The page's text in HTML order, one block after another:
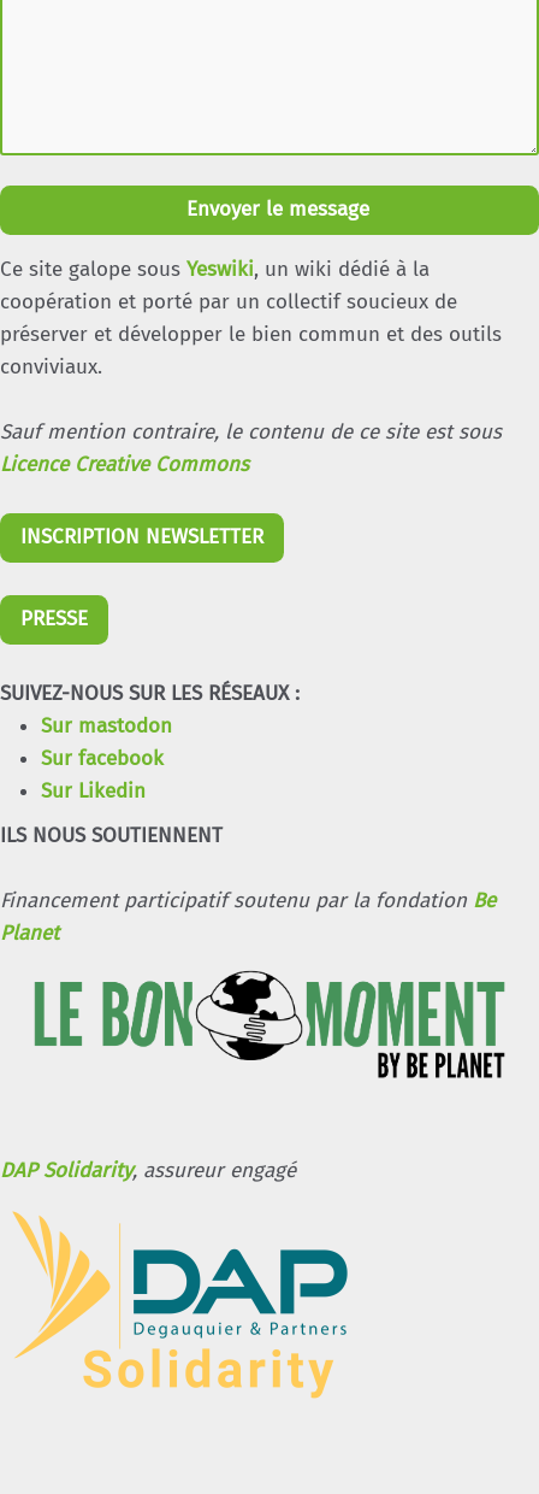
Envoyer le message
Ce site galope sous Yeswiki, un wiki dédié à la
coopération et porté par un collectif soucieux de
préserver et développer le bien commun et des outils
conviviaux.
Sauf mention contraire, le contenu de ce site est sous
Licence Creative Commons
INSCRIPTION NEWSLETTER
PRESSE
SUIVEZ-NOUS SUR LES RÉSEAUX :
Sur mastodon
Sur facebook
Sur Likedin
ILS NOUS SOUTIENNENT
Financement participatif soutenu par la fondation Be
Planet
DAP Solidarity, assureur engagé